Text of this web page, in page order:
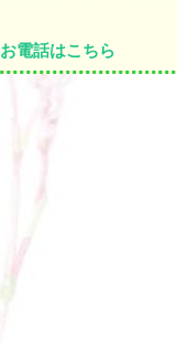
お電話はこちら